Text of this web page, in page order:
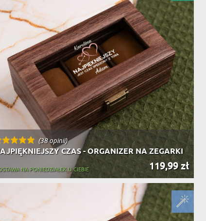
(38 opinii)
CZAS - ORGANIZER NA ZEGARKI
119,99 zł
NA PONIEDZIAŁEK U CIEBIE